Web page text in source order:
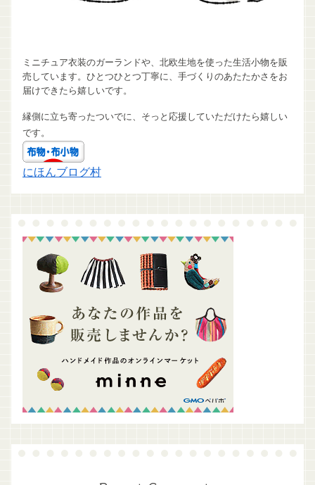
ミニチュア衣装のガーランドや、北欧生地を使った生活小物を販
売しています。ひとつひとつ丁寧に、手づくりのあたたかさをお
届けできたら嬉しいです。
縁側に立ち寄ったついでに、そっと応援していただけたら嬉しい
です。
にほんブログ村